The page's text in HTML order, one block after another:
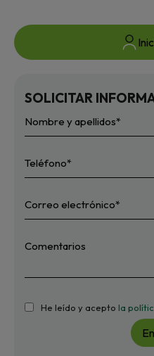
SOLICITAR
He leído y acepto la